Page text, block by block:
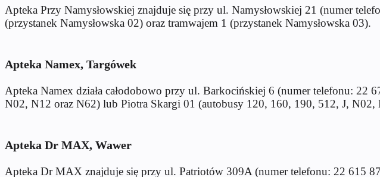
Apteka Przy Namysłowskiej znajduje się przy ul. Namysłowskiej 21 (numer
(przystanek Namysłowska 02) oraz tramwajem 1 (przystanek Namysłowska 03).
Apteka Namex, Targówek
Apteka Namex działa całodobowo przy ul. Barkocińskiej 6 (numer telefonu:
N02, N12 oraz N62) lub Piotra Skargi 01 (autobusy 120, 160, 190, 512, J, N02,
Apteka Dr MAX, Wawer
Apteka Dr MAX znajduje się przy ul. Patriotów 309A (numer telefonu: 22 615